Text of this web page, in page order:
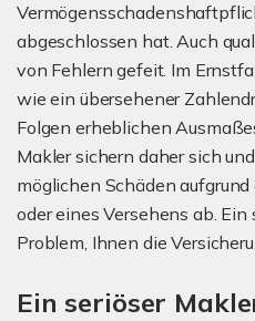
abgeschlossen hat. Auch
von Fehlern gefeit. Im
wie ein übersehener
Folgen erheblichen
Makler sichern daher sich
möglichen Schäden
oder eines Versehens ab.
Problem, Ihnen die
Ein seriöser